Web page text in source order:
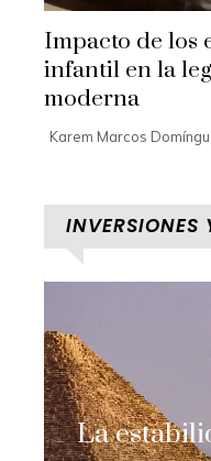
Impacto de los
infantil en la
moderna
Karem Marcos
INVERSIONES
La